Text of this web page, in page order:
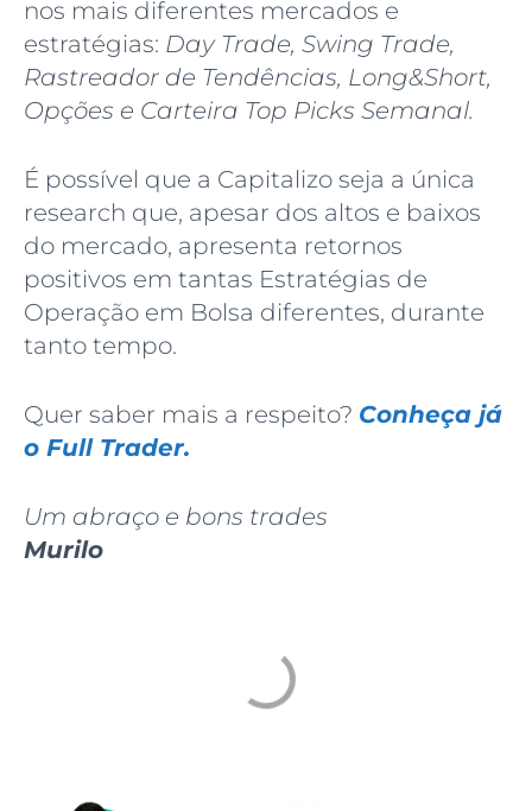
nos mais diferentes mercados e
estratégias: Day Trade, Swing Trade,
Rastreador de Tendências, Long&Short,
Opções e Carteira Top Picks Semanal.
É possível que a Capitalizo seja a única
research que, apesar dos altos e baixos
do mercado, apresenta retornos
positivos em tantas Estratégias de
Operação em Bolsa diferentes, durante
tanto tempo.
Quer saber mais a respeito? Conheça já
o Full Trader.
Um abraço e bons trades
Murilo